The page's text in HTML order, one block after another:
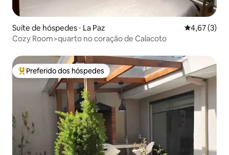
Suíte de hóspedes ⋅ La Paz 4,67 de
4,67 (3)
Cozy Room>quarto no coração de Calacoto
Entre os melhores preferidos dos hóspedes
Preferido dos hóspedes